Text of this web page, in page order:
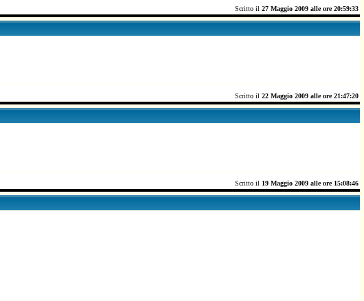
Scritto il 27 Maggio 2009 alle ore 20:59:33
Scritto il 22 Maggio 2009 alle ore 21:47:20
Scritto il 19 Maggio 2009 alle ore 15:08:46